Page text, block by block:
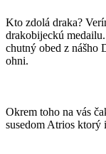
Kto zdolá draka?
drakobijeckú
chutný obed z nášho
ohni.
Okrem toho na vás
susedom Atrios